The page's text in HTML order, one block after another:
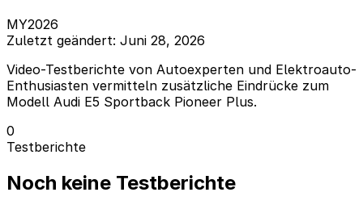
MY2026
Zuletzt geändert: Juni 28, 2026
Video-Testberichte von Autoexperten und Elektroauto-
Enthusiasten vermitteln zusätzliche Eindrücke zum
Modell Audi E5 Sportback Pioneer Plus.
0
Testberichte
Noch keine Testberichte